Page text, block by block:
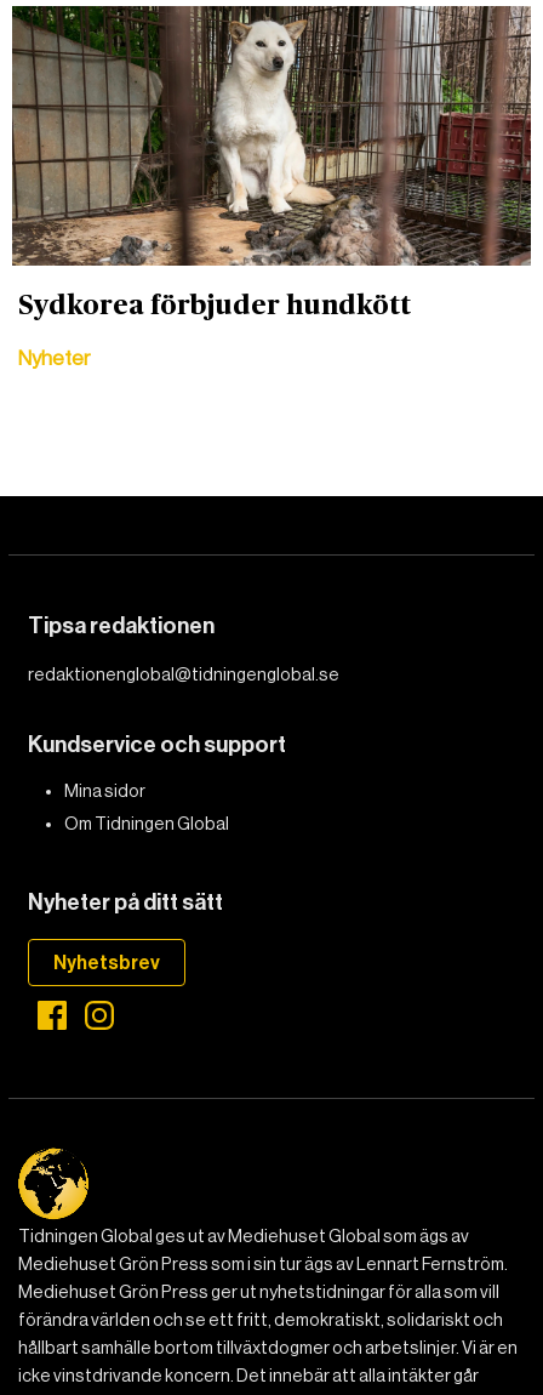
Sydkorea förbjuder hundkött
Nyheter
Tipsa redaktionen
redaktionenglobal@tidningenglobal.se
Kundservice och support
Mina sidor
Om Tidningen Global
Nyheter på ditt sätt
Nyhetsbrev
Tidningen Global ges ut av Mediehuset Global som ägs av
Mediehuset Grön Press som i sin tur ägs av Lennart Fernström.
Mediehuset Grön Press ger ut nyhetstidningar för alla som vill
förändra världen och se ett fritt, demokratiskt, solidariskt och
hållbart samhälle bortom tillväxtdogmer och arbetslinjer. Vi är en
icke vinstdrivande koncern. Det innebär att alla intäkter går
DET GLOBALA PRESSTÖDET PRENUMERERA